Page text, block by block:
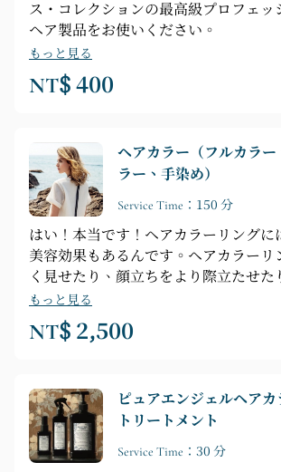
ス・コレクションの最高級プロフェッ
ヘア製品をお使いください。
もっと見る
NT$ 400
ヘアカラー（フルカラー
ラー、手染め）
Service Time：150 分
はい！本当です！ヘアカラーリングに
美容効果もあるんです。ヘアカラーリ
く見せたり、顔立ちをより際立たせた
よ！明るい色と暗い色を使い分け、様
合わせることで、光と影のコントラス
美しく引き立てます。さらに、髪のボ
もっと見る
NT$ 2,500
ピュアエンジェルヘア
トリートメント
Service Time：30 分